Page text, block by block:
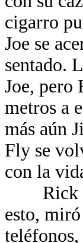
cigarro
Joe se
sentado.
Joe, pero
metros a
más aún
Fly se
con la
Rick
esto,